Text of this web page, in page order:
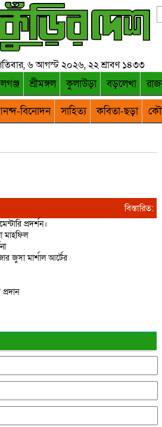
৬ আগস্ট ২০২৬, ২২ শ্রাবণ ১৪৩৩
শ্রীমঙ্গল কুলাউড়া বড়লেখা
বিনোদন সাহিত্য কবিতা-ছড়া
বিস্তারিত:
প্রদর্শন।
মাহফিল
জুসা মার্শাল আর্টের